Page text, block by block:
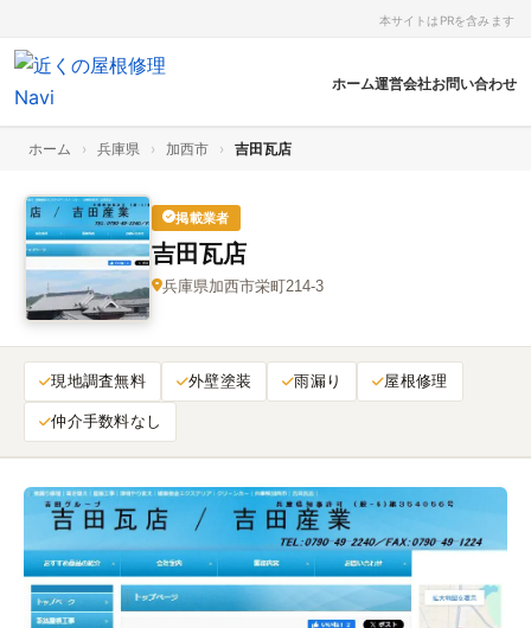
本サイトはPRを含みます
ホーム運営会社お問い合わせ
ホーム › 兵庫県 › 加西市 › 吉田瓦店
掲載業者
吉田瓦店
兵庫県加西市栄町214‑3
現地調査無料 外壁塗装 雨漏り 屋根修理
仲介手数料なし